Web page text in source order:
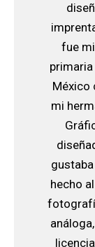
fue
primaria
México
mi
hecho